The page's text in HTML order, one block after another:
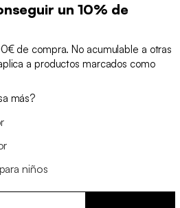
un 10% de
de compra. No acumulable a otras
a productos marcados como
más?
niños